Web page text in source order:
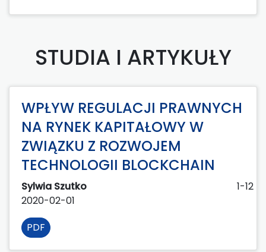
STUDIA I ARTYKUŁY
WPŁYW REGULACJI PRAWNYCH
NA RYNEK KAPITAŁOWY W
ZWIĄZKU Z ROZWOJEM
TECHNOLOGII BLOCKCHAIN
Sylwia Szutko
1-12
2020-02-01
PDF